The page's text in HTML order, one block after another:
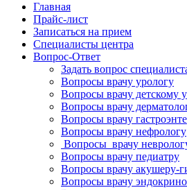
Главная
Прайс-лист
Записаться на прием
Специалисты центра
Вопрос-Ответ
Задать вопрос
Вопросы врачу урологу
Вопросы врачу детскому
Вопросы врачу
Вопросы врачу
Вопросы врачу нефрологу
Вопросы врачу
Вопросы врачу педиатру
Вопросы врачу акушеру-
Вопросы врачу